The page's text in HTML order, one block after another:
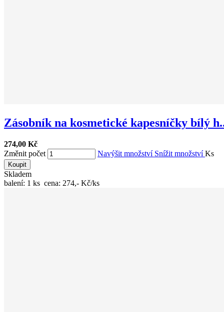
Zásobník na kosmetické kapesníčky bílý
274,00 Kč
Změnit počet
Navýšit množství Snížit množstvíKs
Koupit
Skladem
balení: 1 ks cena: 274,- Kč/ks